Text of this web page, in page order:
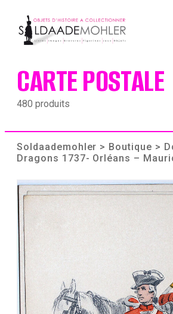
content
CARTE POSTALE
480 produits
Soldaademohler > Boutique >
Dragons 1737- Orléans –